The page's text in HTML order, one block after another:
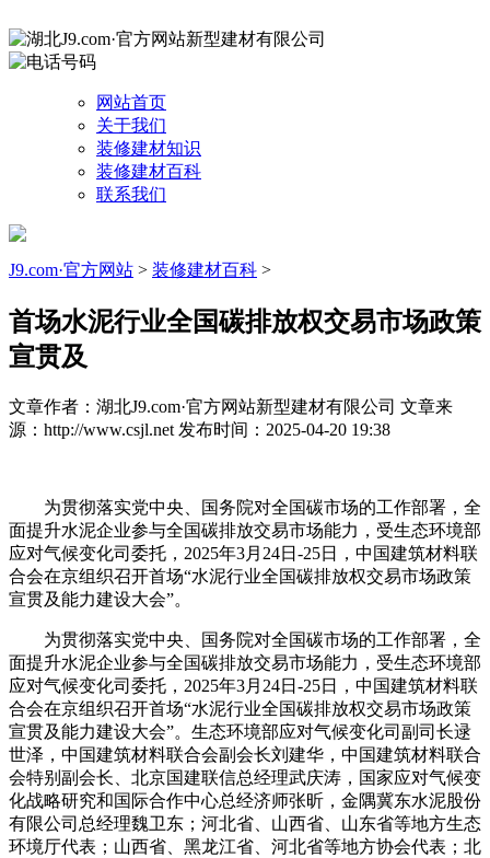
网站首页
关于我们
装修建材知识
装修建材百科
联系我们
J9.com·官方网站 > 装修建材百科 >
首场水泥行业全国碳排放权交易市场政策
宣贯及
文章作者：湖北J9.com·官方网站新型建材有限公司 文章来
源：http://www.csjl.net 发布时间：2025-04-20 19:38
为贯彻落实党中央、国务院对全国碳市场的工作部署，全
面提升水泥企业参与全国碳排放交易市场能力，受生态环境部
应对气候变化司委托，2025年3月24日-25日，中国建筑材料联
合会在京组织召开首场“水泥行业全国碳排放权交易市场政策
宣贯及能力建设大会”。
为贯彻落实党中央、国务院对全国碳市场的工作部署，全
面提升水泥企业参与全国碳排放交易市场能力，受生态环境部
应对气候变化司委托，2025年3月24日-25日，中国建筑材料联
合会在京组织召开首场“水泥行业全国碳排放权交易市场政策
宣贯及能力建设大会”。生态环境部应对气候变化司副司长逯
世泽，中国建筑材料联合会副会长刘建华，中国建筑材料联合
会特别副会长、北京国建联信总经理武庆涛，国家应对气候变
化战略研究和国际合作中心总经济师张昕，金隅冀东水泥股份
有限公司总经理魏卫东；河北省、山西省、山东省等地方生态
环境厅代表；山西省、黑龙江省、河北省等地方协会代表；北